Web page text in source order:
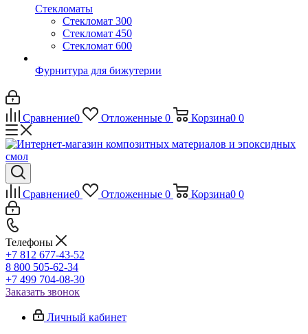
Стекломаты
Стекломат 300
Стекломат 450
Стекломат 600
Фурнитура для бижутерии
Сравнение0 Отложенные 0 Корзина0 0
Сравнение0 Отложенные 0 Корзина0 0
Телефоны
+7 812 677-43-52
8 800 505-62-34
+7 499 704-08-30
Заказать звонок
Личный кабинет